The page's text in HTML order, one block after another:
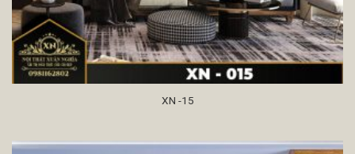
XN -15